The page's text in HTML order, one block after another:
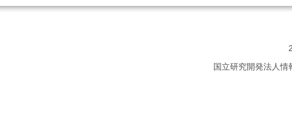
国立研究開発法人情